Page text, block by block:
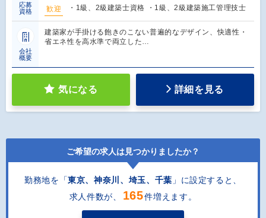
応募
資格
歓迎
・1級、2級建築士資格 ・1級、2級建築施工管理技士
会社
概要
建築家が手掛ける飽きのこない普遍的なデザイン、快適性・
省エネ性を高水準で両立した…
気になる 詳細を見る
ご希望の求人は見つかりましたか？
勤務地を「東京、神奈川、埼玉、千葉 」に設定すると
求人件数が、
165件増えます。